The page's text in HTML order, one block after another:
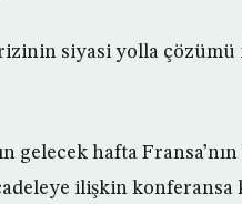
siyasi yolla çözümü
gelecek hafta
ilişkin konferansa